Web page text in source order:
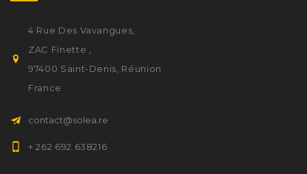
4 Rue Des Vavangues,
ZAC Finette ,
97400 Saint-Denis, Réunion
France
contact@solea.re
+ 262 692 638216